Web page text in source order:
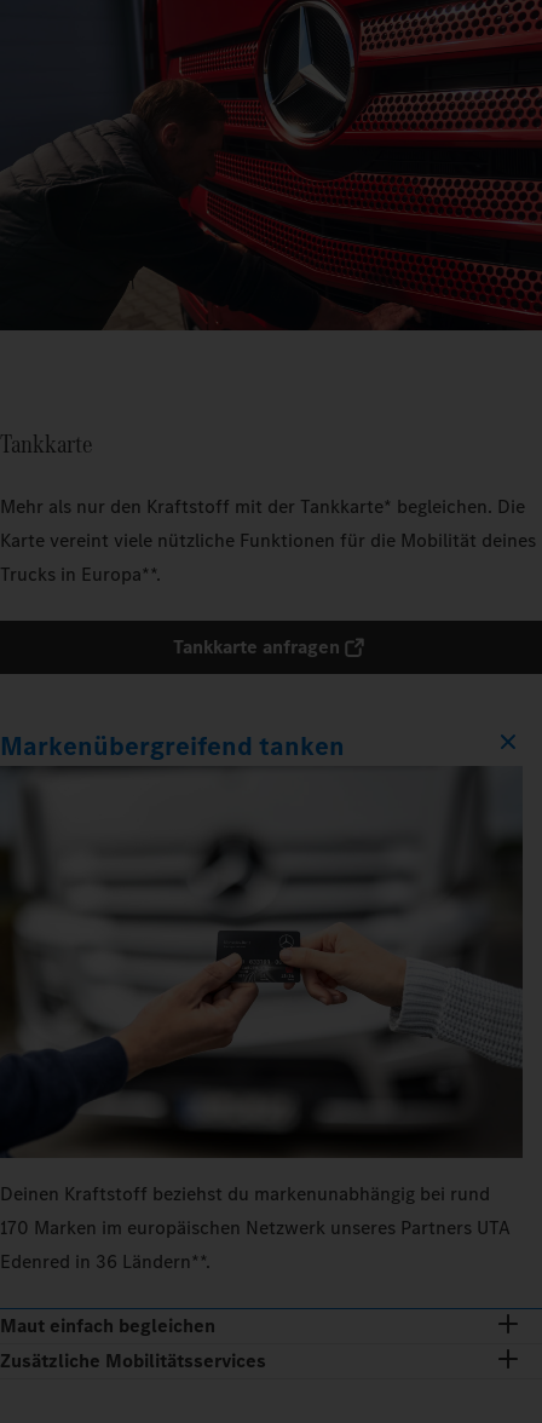
Tankkarte
Mehr als nur den Kraftstoff mit der Tankkarte* begleichen. Die
Karte vereint viele nützliche Funktionen für die Mobilität deines
Trucks in Europa**.
Tankkarte anfragen
Markenübergreifend tanken
Deinen Kraftstoff beziehst du markenunabhängig bei rund
170 Marken im europäischen Netzwerk unseres Partners UTA
Edenred in 36 Ländern**.
Maut einfach begleichen
Zusätzliche Mobilitätsservices